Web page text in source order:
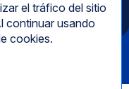
el tráfico del sitio
continuar usando
cookies.